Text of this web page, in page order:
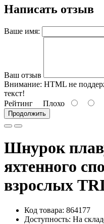
Написать отзыв
Ваше имя:
Ваш отзыв
Внимание: HTML не
текст!
Рейтинг Плохо
Продолжить
Шнурок
яхтенного
взрослых
Код товара: 864177
Доступность: На